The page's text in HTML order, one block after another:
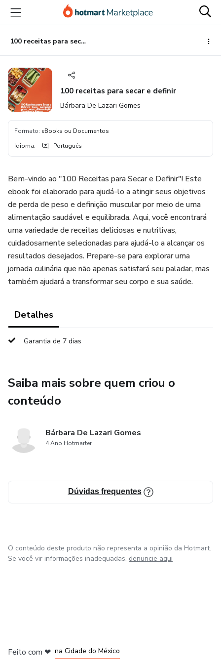
para
conteúdo
principal
para
pagamento
para
rodapé
100 receitas para secar e definir
100 receitas para secar e definir
Bárbara De Lazari Gomes
Formato: eBooks ou Documentos
Idioma: Português
Bem-vindo ao "100 Receitas para Secar e Definir"! Este
ebook foi elaborado para ajudá-lo a atingir seus objetivos
de perda de peso e definição muscular por meio de uma
alimentação saudável e equilibrada. Aqui, você encontrará
uma variedade de receitas deliciosas e nutritivas,
cuidadosamente selecionadas para ajudá-lo a alcançar os
resultados desejados. Prepare-se para explorar uma
jornada culinária que não apenas satisfará seu paladar, mas
também ajudará a transformar seu corpo e sua saúde.
Detalhes
Garantia de 7 dias
Saiba mais sobre quem criou o
conteúdo
Bárbara De Lazari Gomes
4 Ano Hotmarter
Dúvidas frequentes
O conteúdo deste produto não representa a opinião da Hotmart.
Se você vir informações inadequadas, denuncie aqui
Feito com ❤ na Cidade do México